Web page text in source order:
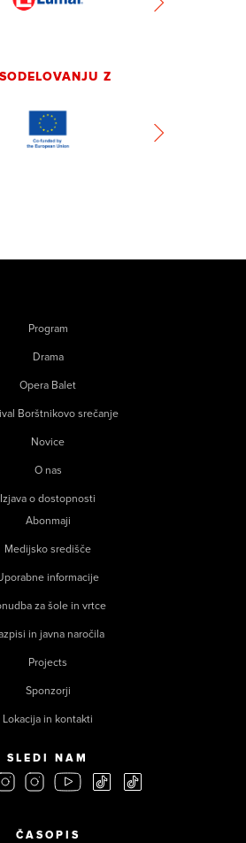
Z
Program
Drama
Opera Balet
Borštnikovo srečanje
Novice
O nas
Izjava o dostopnosti
Abonmaji
Medijsko središče
informacije
za šole in vrtce
in javna naročila
Projects
Sponzorji
Lokacija in kontakti
SLEDI NAM
ČASOPIS